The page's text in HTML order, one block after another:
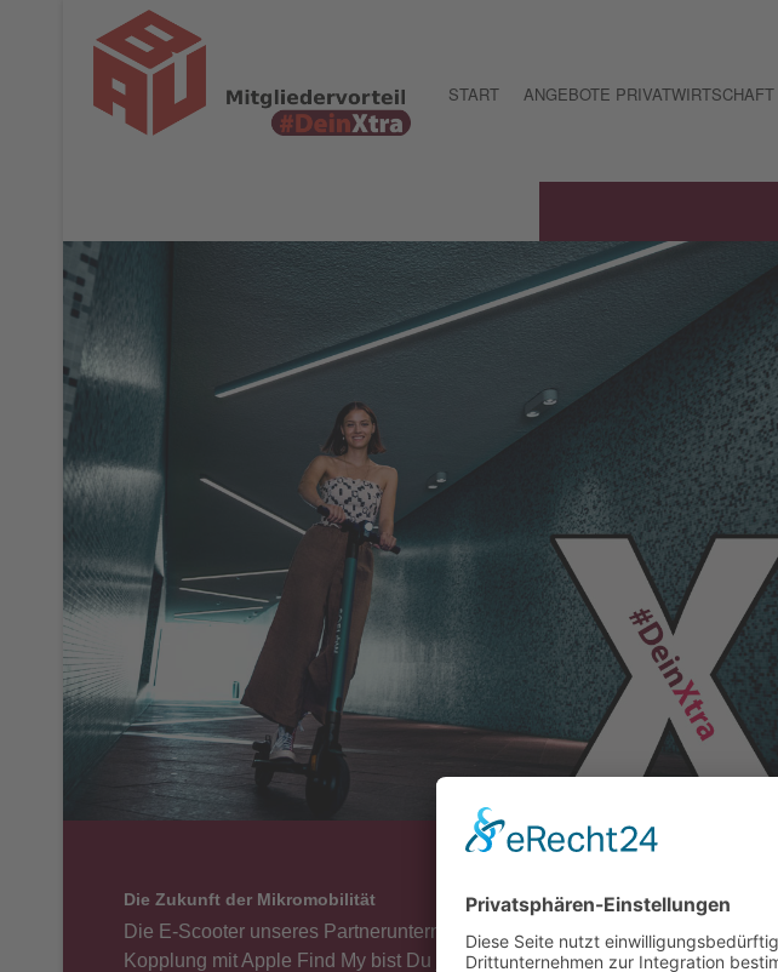
START ANGEBOTE PRIVATWIRTSCHAFT
Die Zukunft der Mikromobilität
Die E-Scooter unseres Partnerunternehmens SoFlow vereinen in sich
Kopplung mit Apple Find My bist Du jederzeit im Bild, wo Dein Scooter